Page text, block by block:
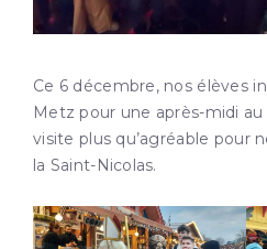
Ce 6 décembre, nos élèves
Metz pour une après-midi
visite plus qu’agréable pour
la Saint-Nicolas.